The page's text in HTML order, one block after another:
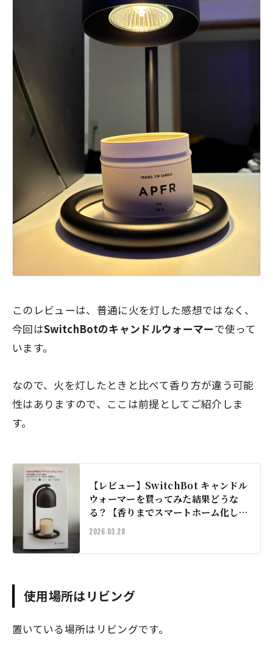
このレビューは、普通に火を灯した感想ではなく、
今回はSwitchBotのキャンドルウォーマーで使って
います。
なので、火を灯したときと比べて香り方が違う可能
性はありますので、ここは前提としてご紹介しま
す。
【レビュー】SwitchBot キャンドル
ウォーマーを買ってみた結果どうな
る？【香りまでスマートホーム化した
い人向け】
2026.03.28
使用場所はリビング
置いている場所はリビングです。